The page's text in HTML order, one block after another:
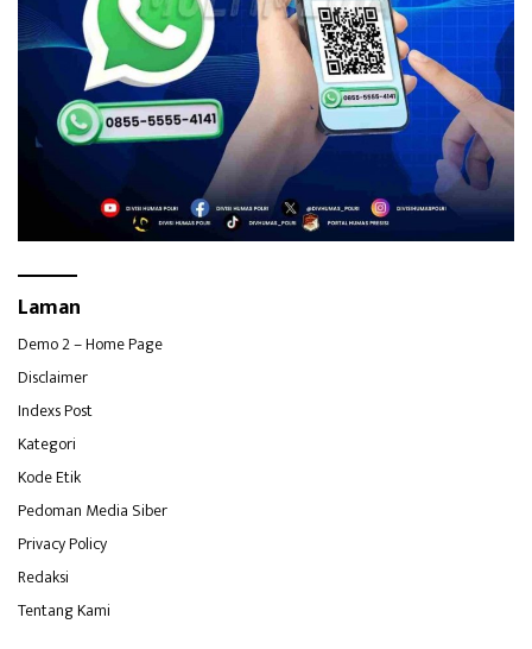
Laman
Demo 2 – Home Page
Disclaimer
Indexs Post
Kategori
Kode Etik
Pedoman Media Siber
Privacy Policy
Redaksi
Tentang Kami